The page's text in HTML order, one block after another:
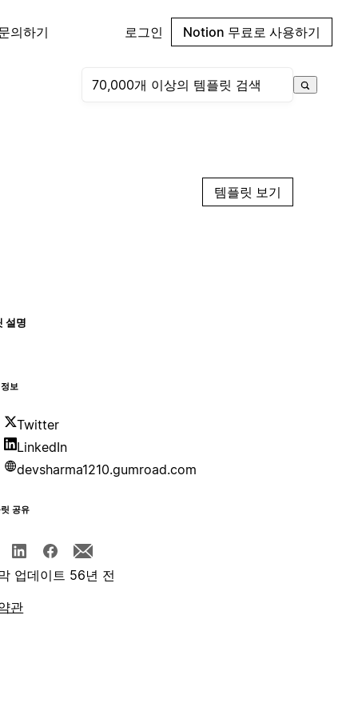
의하기 로그인 Notion 무료로 사용하기
템플릿 보기
설명
보
Twitter
LinkedIn
devsharma1210.gumroad.com
공유
업데이트 56년 전
관